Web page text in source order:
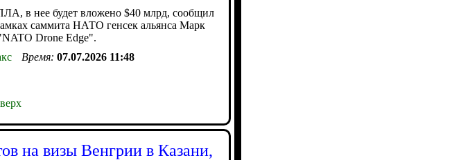
в нее будет вложено $40 млрд, сообщил
саммита НАТО генсек альянса Марк
Drone Edge".
Время: 07.07.2026 11:48
на визы Венгрии в Казани,